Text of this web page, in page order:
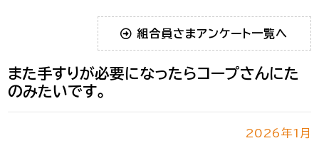
組合員さまアンケート一覧へ
また手すりが必要になったらコープさんにた
のみたいです。
2026年1月